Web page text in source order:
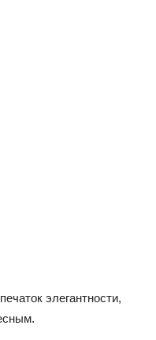
элегантности,